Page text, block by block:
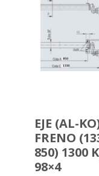
EJE (AL-
FRENO
850) 1300
98×4